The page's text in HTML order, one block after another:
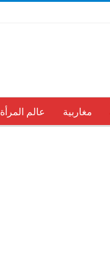
مغاربية عالم المرأة